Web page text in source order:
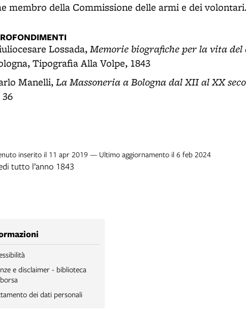
membro della Commissione delle armi e dei volontari.
Lossada,Memorie biografiche per la vita del
Tipografia Alla Volpe, 1843
Manelli,La Massoneria a Bologna dal XII al XX
inserito il 11 apr 2019 — Ultimo aggiornamento il 6 feb 2024
tutto l’anno 1843
e disclaimer - biblioteca
dei dati personali